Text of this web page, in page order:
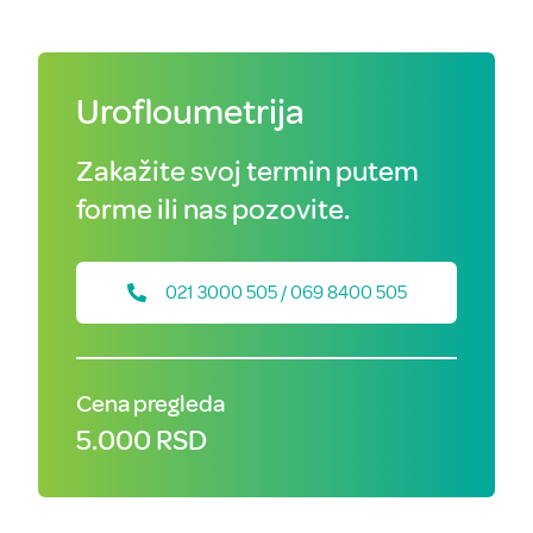
Urofloumetrija
Zakažite svoj termin putem
forme ili nas pozovite.
021 3000 505 / 069 8400 505
Cena pregleda
5.000 RSD